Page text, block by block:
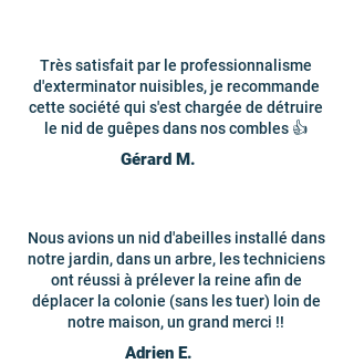
Très satisfait par le professionnalisme
d'exterminator nuisibles, je recommande
cette société qui s'est chargée de détruire
le nid de guêpes dans nos combles 👍
Gérard M.
Nous avions un nid d'abeilles installé dans
notre jardin, dans un arbre, les techniciens
ont réussi à prélever la reine afin de
déplacer la colonie (sans les tuer) loin de
notre maison, un grand merci !!
Adrien E.